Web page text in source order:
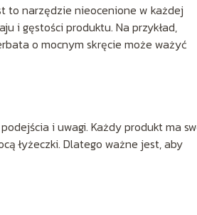
to narzędzie nieocenione w każdej
i gęstości produktu. Na przykład,
o mocnym skręcie może ważyć
i uwagi. Każdy produkt ma
łyżeczki. Dlatego ważne jest, aby